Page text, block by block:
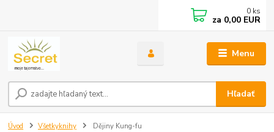
Menu
Hľadať
0 ks
za 0,00 EUR
Úvod Všetkyknihy Dějiny Kung-fu